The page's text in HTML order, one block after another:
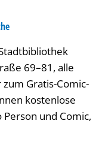
69–81, alle
Gratis-Comic-
kostenlose
und Comic,